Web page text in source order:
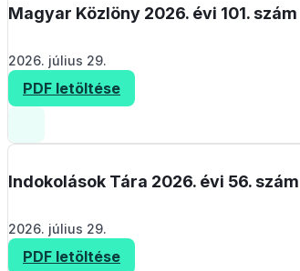
Magyar Közlöny 2026. évi 101. szám
2026. július 29.
PDF letöltése
Indokolások Tára 2026. évi 56. szám
2026. július 29.
PDF letöltése